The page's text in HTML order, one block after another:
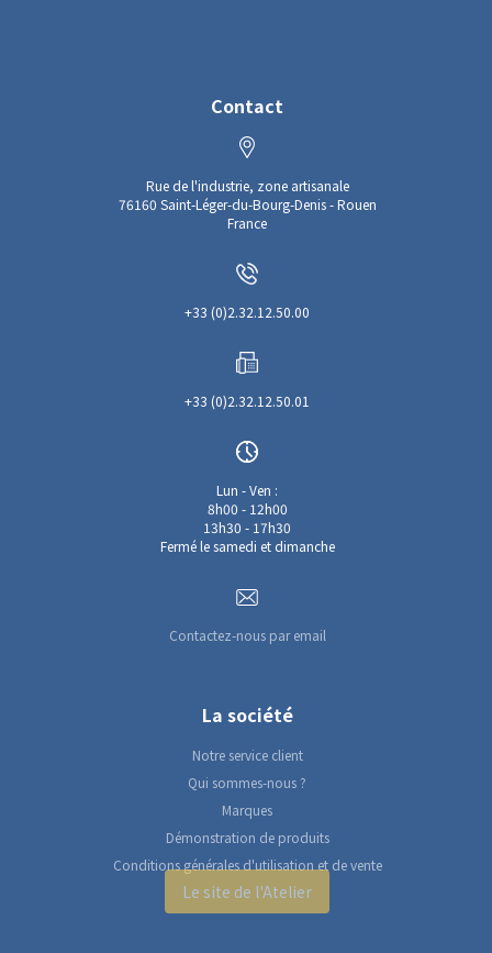
Contact
Rue de l'industrie, zone artisanale
76160 Saint-Léger-du-Bourg-Denis - Rouen
France
+33 (0)2.32.12.50.00
+33 (0)2.32.12.50.01
Lun - Ven :
8h00 - 12h00
13h30 - 17h30
Fermé le samedi et dimanche
Contactez-nous par email
La société
Notre service client
Qui sommes-nous ?
Marques
Démonstration de produits
Conditions générales d'utilisation et de vente
Le site de l'Atelier